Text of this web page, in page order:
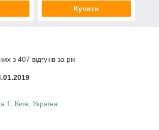
Купити
з 407 відгуків за рік
1, Київ, Україна